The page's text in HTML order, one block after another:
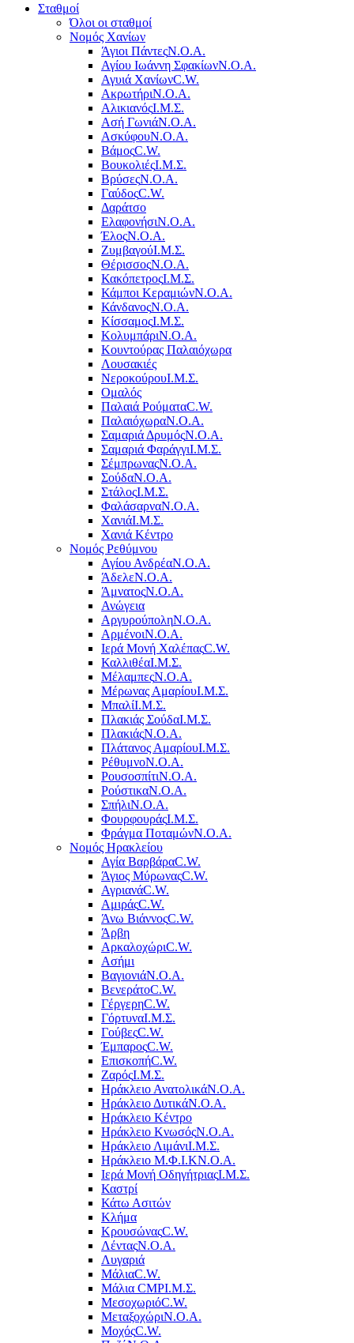
Σταθμοί
Όλοι οι σταθμοί
Νομός Χανίων
Άγιοι ΠάντεςΝ.Ο.Α.
Αγίου Ιωάννη ΣφακίωνΝ.Ο.Α.
Αγυιά ΧανίωνC.W.
ΑκρωτήριΝ.Ο.Α.
ΑλικιανόςΙ.Μ.Σ.
Ασή ΓωνιάΝ.Ο.Α.
ΑσκύφουΝ.Ο.Α.
ΒάμοςC.W.
ΒουκολιέςΙ.Μ.Σ.
ΒρύσεςΝ.Ο.Α.
ΓαύδοςC.W.
Δαράτσο
ΕλαφονήσιΝ.Ο.Α.
ΈλοςΝ.Ο.Α.
ΖυμβαγούΙ.Μ.Σ.
ΘέρισσοςΝ.Ο.Α.
ΚακόπετροςΙ.Μ.Σ.
Κάμποι ΚεραμιώνΝ.Ο.Α.
ΚάνδανοςΝ.Ο.Α.
ΚίσσαμοςΙ.Μ.Σ.
ΚολυμπάριΝ.Ο.Α.
Κουντούρας Παλαιόχωρα
Λουσακιές
ΝεροκούρουΙ.Μ.Σ.
Ομαλός
Παλαιά ΡούματαC.W.
ΠαλαιόχωραΝ.Ο.Α.
Σαμαριά ΔρυμόςΝ.Ο.Α.
Σαμαριά ΦαράγγιΙ.Μ.Σ.
ΣέμπρωναςΝ.Ο.Α.
ΣούδαΝ.Ο.Α.
ΣτάλοςΙ.Μ.Σ.
ΦαλάσαρναΝ.Ο.Α.
ΧανιάΙ.Μ.Σ.
Χανιά Κέντρο
Νομός Ρεθύμνου
Αγίου ΑνδρέαΝ.Ο.Α.
ΆδελεΝ.Ο.Α.
ΆμνατοςΝ.Ο.Α.
Ανώγεια
ΑργυρούποληΝ.Ο.Α.
ΑρμένοιΝ.Ο.Α.
Ιερά Μονή ΧαλέπαςC.W.
ΚαλλιθέαΙ.Μ.Σ.
ΜέλαμπεςΝ.Ο.Α.
Μέρωνας ΑμαρίουΙ.Μ.Σ.
ΜπαλίΙ.Μ.Σ.
Πλακιάς ΣούδαΙ.Μ.Σ.
ΠλακιάςΝ.Ο.Α.
Πλάτανος ΑμαρίουΙ.Μ.Σ.
ΡέθυμνοΝ.Ο.Α.
ΡουσοσπίτιΝ.Ο.Α.
ΡούστικαΝ.Ο.Α.
ΣπήλιΝ.Ο.Α.
ΦουρφουράςΙ.Μ.Σ.
Φράγμα ΠοταμώνΝ.Ο.Α.
Νομός Ηρακλείου
Αγία ΒαρβάραC.W.
Άγιος ΜύρωναςC.W.
ΑγριανάC.W.
ΑμιράςC.W.
Άνω ΒιάννοςC.W.
Άρβη
ΑρκαλοχώριC.W.
Ασήμι
ΒαγιονιάΝ.Ο.Α.
ΒενεράτοC.W.
ΓέργερηC.W.
ΓόρτυναΙ.Μ.Σ.
ΓούβεςC.W.
ΈμπαροςC.W.
ΕπισκοπήC.W.
ΖαρόςΙ.Μ.Σ.
Ηράκλειο ΑνατολικάΝ.Ο.Α.
Ηράκλειο ΔυτικάΝ.Ο.Α.
Ηράκλειο Κέντρο
Ηράκλειο ΚνωσόςΝ.Ο.Α.
Ηράκλειο ΛιμάνιΙ.Μ.Σ.
Ηράκλειο Μ.Φ.Ι.ΚΝ.Ο.Α.
Ιερά Μονή ΟδηγήτριαςΙ.Μ.Σ.
Καστρί
Κάτω Ασιτών
Κλήμα
ΚρουσώναςC.W.
ΛένταςΝ.Ο.Α.
Λυγαριά
ΜάλιαC.W.
Μάλια CMPΙ.Μ.Σ.
ΜεσοχωριόC.W.
ΜεταξοχώριΝ.Ο.Α.
ΜοχόςC.W.